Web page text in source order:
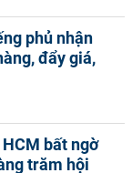
phủ nhận
đẩy giá,
bất ngờ
trăm hội